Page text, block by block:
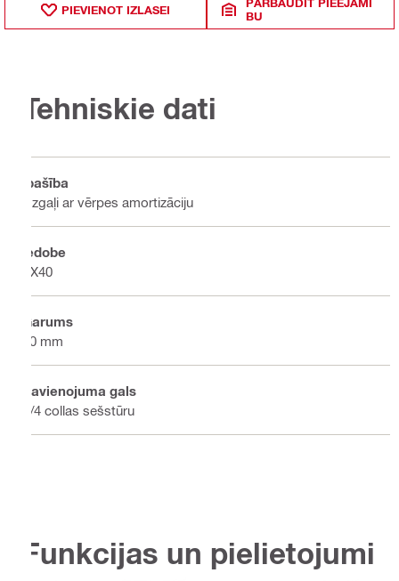
PIEVIENOT IZLASEI
PĀRBAUDĪT PIEEJAMĪ
BU
Tehniskie dati
Īpašība
Uzgaļi ar vērpes amortizāciju
Iedobe
TX40
Garums
50 mm
Savienojuma gals
1/4 collas sešstūru
Funkcijas un pielietojumi